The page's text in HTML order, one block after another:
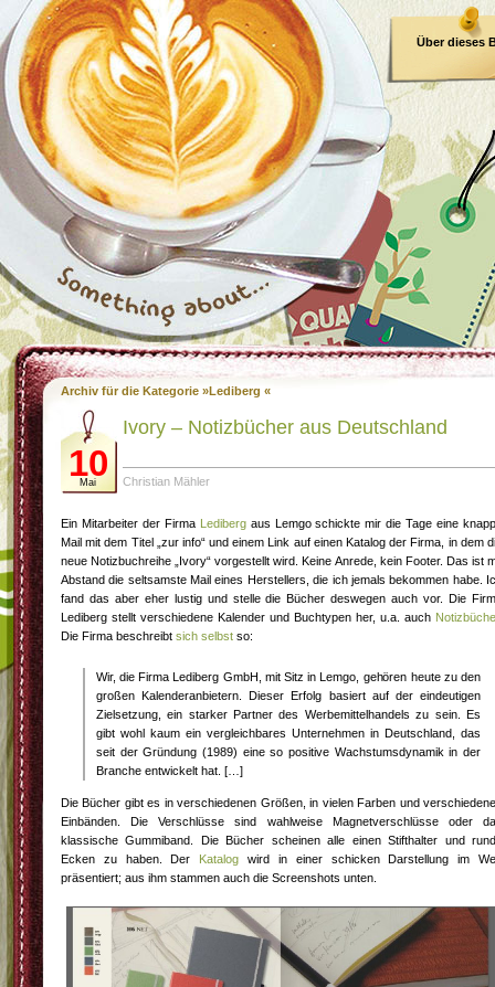
Über dieses
Archiv für die Kategorie »Lediberg «
10
Mai
Ivory – Notizbücher aus Deutschland
Christian Mähler
Ein Mitarbeiter der Firma Ledibergaus Lemgo schickte mir die Tage eine
Mail mit dem Titel „zur info“ und einem Link auf einen Katalog der Firma, in dem
neue Notizbuchreihe „Ivory“ vorgestellt wird. Keine Anrede, kein Footer. Das ist
Abstand die seltsamste Mail eines Herstellers, die ich jemals bekommen habe.
fand das aber eher lustig und stelle die Bücher deswegen auch vor. Die
Lediberg stellt verschiedene Kalender und Buchtypen her, u.a. auch
Die Firma beschreibt sich selbst so:
Wir, die Firma Lediberg GmbH, mit Sitz in Lemgo, gehören heute zu den
großen Kalenderanbietern. Dieser Erfolg basiert auf der eindeutigen
Zielsetzung, ein starker Partner des Werbemittelhandels zu sein. Es
gibt wohl kaum ein vergleichbares Unternehmen in Deutschland, das
seit der Gründung (1989) eine so positive Wachstumsdynamik in der
Branche entwickelt hat. […]
Die Bücher gibt es in verschiedenen Größen, in vielen Farben und
Einbänden. Die Verschlüsse sind wahlweise Magnetverschlüsse oder
klassische Gummiband. Die Bücher scheinen alle einen Stifthalter und
Ecken zu haben. Der Katalog wird in einer schicken Darstellung im
präsentiert; aus ihm stammen auch die Screenshots unten.